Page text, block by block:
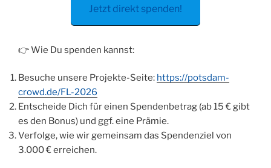
Jetzt direkt spenden!
👉 Wie Du spenden kannst:
Besuche unsere Projekte-Seite: https://potsdam-
crowd.de/FL-2026
Entscheide Dich für einen Spendenbetrag (ab 15 € gibt
es den Bonus) und ggf. eine Prämie.
Verfolge, wie wir gemeinsam das Spendenziel von
3.000 € erreichen.